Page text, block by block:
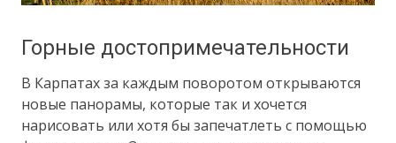
Горные достопримечательности
В Карпатах за каждым поворотом открываются
новые панорамы, которые так и хочется
нарисовать или хотя бы запечатлеть с помощью